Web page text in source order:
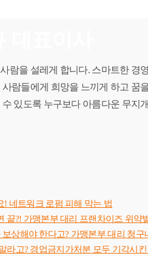
람을 설레게 합니다. 스마트한
람들에게 희망을 느끼게 하고
있도록 누구보다 아름다운 무지
네트워크 로펌 피해 막는 법
끝?! 가맹본부 대리 프랜차이즈 위약
상해야 한다고? 가맹본부 대리 청구
라고? 경업금지가처분 모두 기각시